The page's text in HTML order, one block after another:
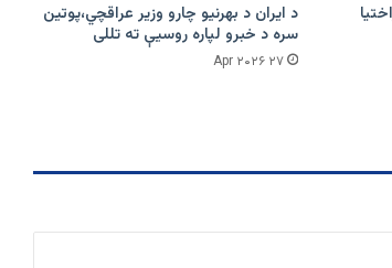
د ایران د بهرنیو چارو وزیر عراقچي،پوتین
سره د خبرو لپاره روسیې ته تللی
۲۷ Apr ۲۰۲۶